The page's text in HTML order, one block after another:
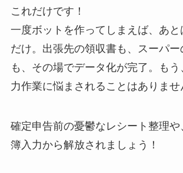
これだけです！
一度ボットを作ってしまえば、あと
だけ。出張先の領収書も、スーパー
も、その場でデータ化が完了。もう
力作業に悩まされることはありませ
確定申告前の憂鬱なレシート整理
簿入力から解放されましょう！